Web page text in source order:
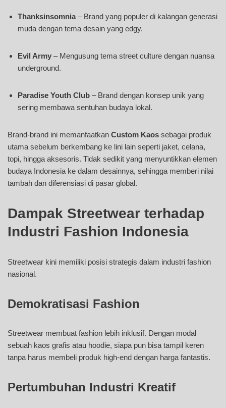
Thanksinsomnia– Brand yang populer di kalangan generasi
muda dengan tema desain yang edgy.
Evil Army – Mengusung tema street culture dengan nuansa
underground.
Paradise Youth Club – Brand dengan konsep unik yang
sering membawa sentuhan budaya lokal.
Brand-brand ini memanfaatkan Custom Kaos sebagai produk
utama sebelum berkembang ke lini lain seperti jaket, celana,
topi, hingga aksesoris. Tidak sedikit yang menyuntikkan elemen
budaya Indonesia ke dalam desainnya, sehingga memberi nilai
tambah dan diferensiasi di pasar global.
Dampak Streetwear terhadap
Industri Fashion Indonesia
Streetwear kini memiliki posisi strategis dalam industri fashion
nasional.
Demokratisasi Fashion
Streetwear membuat fashion lebih inklusif. Dengan modal
sebuah kaos grafis atau hoodie, siapa pun bisa tampil keren
tanpa harus membeli produk high-end dengan harga fantastis.
Pertumbuhan Industri Kreatif